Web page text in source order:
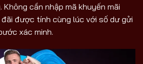
cần nhập mã khuyến mãi
đãi được tính cùng lúc với số dư gửi
xác minh.